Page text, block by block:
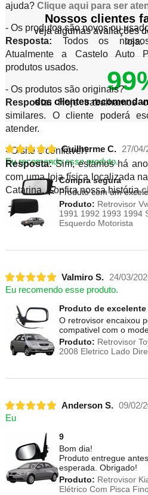
ajuda? Clique aqui para ser
- Os produtos são novos ou
Resposta: Todos os
Atualmente a Castelo Auto
produtos usados.
- Os produtos são originais?
Resposta:Hoje trabalhamos
similares. O cliente poderá
atender.
- O site é confiável?
Resposta:Sim, estamos há
com uma loja física localizada
Catarina. Confira nossa história
Nossos clientes
veja algumas avaliações
loja.
dos clientes
Guilherme C.
27/04/
Eu recomendo esse produto.
Compra segura
Produto com um
Produto: Retrovisor
1991 1992 1993 1994
Esquerdo Motorista
Valmiro S.
24/03/
Eu recomendo esse produto.
Produto de
O retrovisor encaixou
compativel com o
Produto: Retrovisor
2008 Eletrico Lado
Anderson S. 09/02/
Eu
9
Bom dia!
Produto entregue
esperada. Obrigado!
Produto: Retrovisor
Elétrico Com Pisca